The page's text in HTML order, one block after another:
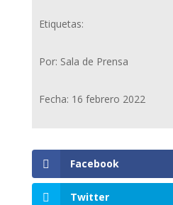
Etiquetas:
Por: Sala de Prensa
Fecha: 16 febrero 2022
Facebook
Twitter